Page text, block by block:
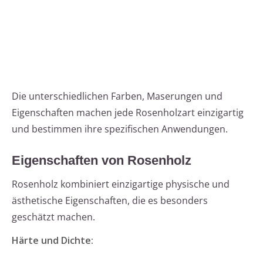
Die unterschiedlichen Farben, Maserungen und
Eigenschaften machen jede Rosenholzart einzigartig
und bestimmen ihre spezifischen Anwendungen.
Eigenschaften von Rosenholz
Rosenholz kombiniert einzigartige physische und
ästhetische Eigenschaften, die es besonders
geschätzt machen.
Härte und Dichte: